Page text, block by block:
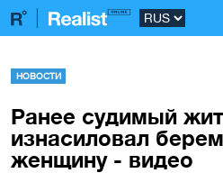
НОВОСТИ
Ранее судимый
изнасиловал
женщину - видео